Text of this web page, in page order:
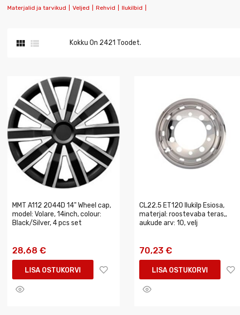
Materjalid ja tarvikud Veljed Rehvid Ilukilbid
  Kokku On 2421 Toodet.
MMT A112 2044D 14" Wheel cap,
model: Volare, 14inch, colour:
Black/Silver, 4 pcs set
28,68 €
LISA OSTUKORVI
CL22.5 ET120 Ilukilp Esiosa,
materjal: roostevaba teras,,
aukude arv: 10, velj
70,23 €
LISA OSTUKORVI